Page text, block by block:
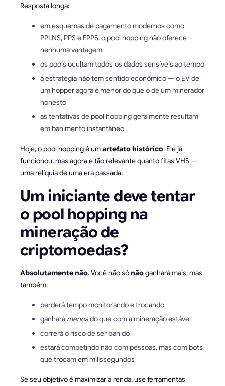
Resposta longa:
em esquemas de pagamento modernos como
PPLNS, PPS e FPPS, o pool hopping não oferece
nenhuma vantagem
os pools ocultam todos os dados sensíveis ao tempo
a estratégia não tem sentido econômico — o EV de
um hopper agora é menor do que o de um minerador
honesto
as tentativas de pool hopping geralmente resultam
em banimento instantâneo
Hoje, o pool hopping é umartefato histórico. Ele já
funcionou, mas agora é tão relevante quanto fitas VHS —
uma relíquia de uma era passada.
Um iniciante deve tentar
o pool hopping na
mineração de
criptomoedas?
Absolutamente não. Você não sónãoganhará mais, mas
também:
perderá tempo monitorando e trocando
ganhará menosdo que com a mineração estável
correrá o risco de ser banido
estará competindo não com pessoas, mas com bots
que trocam em milissegundos
Se seu objetivo é maximizar a renda, use ferramentas